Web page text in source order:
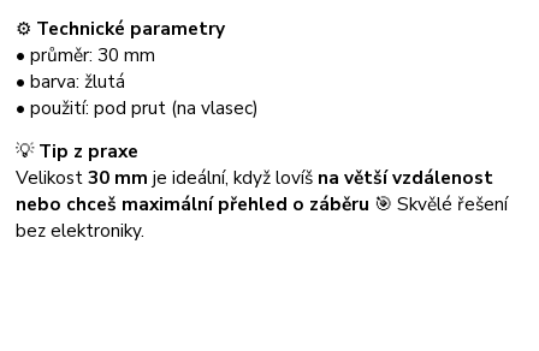
⚙️ Technické parametry
• průměr: 30 mm
• barva: žlutá
• použití: pod prut (na vlasec)
💡Tip z praxe
Velikost30 mm je ideální, když lovíš na větší vzdálenost
nebo chceš maximální přehled o záběru 🎯 Skvělé řešení
bez elektroniky.